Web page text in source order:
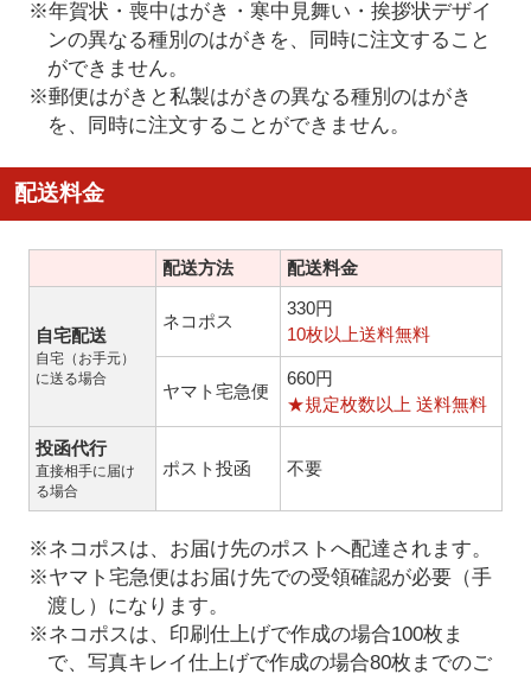
※年賀状・喪中はがき・寒中見舞い・挨拶状デザイ
ンの異なる種別のはがきを、同時に注文すること
ができません。
※郵便はがきと私製はがきの異なる種別のはがき
を、同時に注文することができません。
配送料金
配送方法 配送料金
自宅配送
自宅（お手元）
に送る場合
ネコポス
330円
10枚以上送料無料
ヤマト宅急便
660円
★規定枚数以上 送料無料
投函代行
直接相手に届け
る場合
ポスト投函 不要
※ネコポスは、お届け先のポストへ配達されます。
※ヤマト宅急便はお届け先での受領確認が必要（手
渡し）になります。
※ネコポスは、印刷仕上げで作成の場合100枚ま
で、写真キレイ仕上げで作成の場合80枚までのご